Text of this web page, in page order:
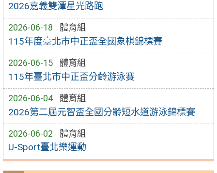
2026嘉義雙潭星光路跑
2026-06-18 體育組
115年度臺北市中正盃全國象棋錦標賽
2026-06-15 體育組
115年臺北市中正盃分齡游泳賽
2026-06-04 體育組
2026第二屆元智盃全國分齡短水道游泳錦標賽
2026-06-02 體育組
U-Sport臺北樂運動